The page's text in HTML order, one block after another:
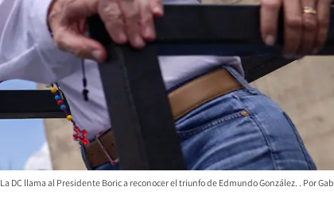
La DC llama al Presidente Boric a reconocer el triunfo de Edmundo González.